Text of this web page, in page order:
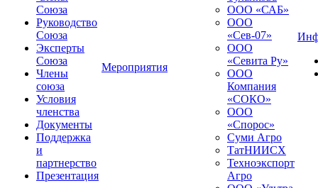
Союза
Руководство
Союза
Эксперты
Союза
Члены
союза
Условия
членства
Документы
Поддержка
и
партнерство
Презентация
Мероприятия
ООО «САБ»
ООО
«Сев-07»
ООО
«Севита Ру»
ООО
Компания
«СОКО»
ООО
«Спорос»
Суми Агро
ТатНИИСХ
Техноэкспорт
Агро